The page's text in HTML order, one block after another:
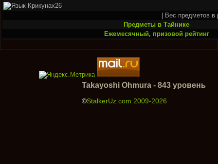
x26
| Вес предметов в
Предметы в Тайнике
Ежемесячный, призовой рейтинг
Takayoshi Ohmura - 843 уровень
©StalkerUz.com 2009-2026